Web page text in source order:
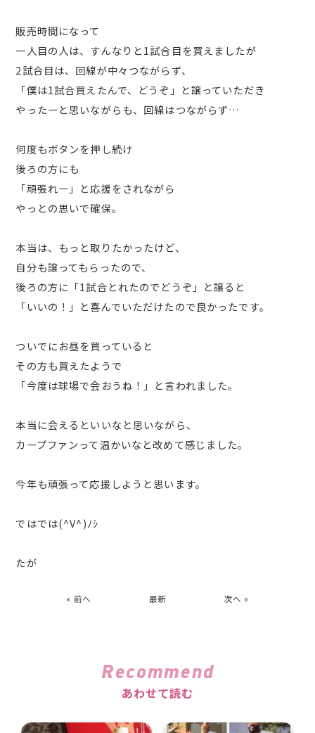
販売時間になって
一人目の人は、すんなりと1試合目を買えましたが
2試合目は、回線が中々つながらず、
「僕は1試合買えたんで、どうぞ」と譲っていただき
やったーと思いながらも、回線はつながらず…
何度もボタンを押し続け
後ろの方にも
「頑張れー」と応援をされながら
やっとの思いで確保。
本当は、もっと取りたかったけど、
自分も譲ってもらったので、
後ろの方に「1試合とれたのでどうぞ」と譲ると
「いいの！」と喜んでいただけたので良かったです。
ついでにお昼を買っていると
その方も買えたようで
「今度は球場で会おうね！」と言われました。
本当に会えるといいなと思いながら、
カープファンって温かいなと改めて感じました。
今年も頑張って応援しようと思います。
ではでは(^V^)ﾉｼ
たが
« 前へ 最新 次へ »
Recommend
あわせて読む